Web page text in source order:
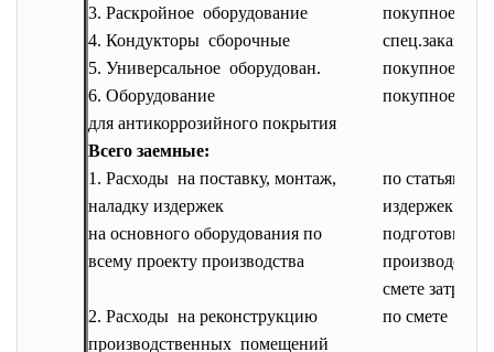
3. Раскройное оборудование
покупное
4. Кондукторы сборочные
спец.заказ
5. Универсальное оборудован.
покупное
6. Оборудование
для антикоррозийного покрытия
покупное
Всего заемные:
1. Расходы на поставку, монтаж,
наладку издержек
на основного оборудования по
всему проекту производства
по статьям
издержек на
подготовку
производства
смете затрат
2. Расходы на реконструкцию
производственных помещений
по смете